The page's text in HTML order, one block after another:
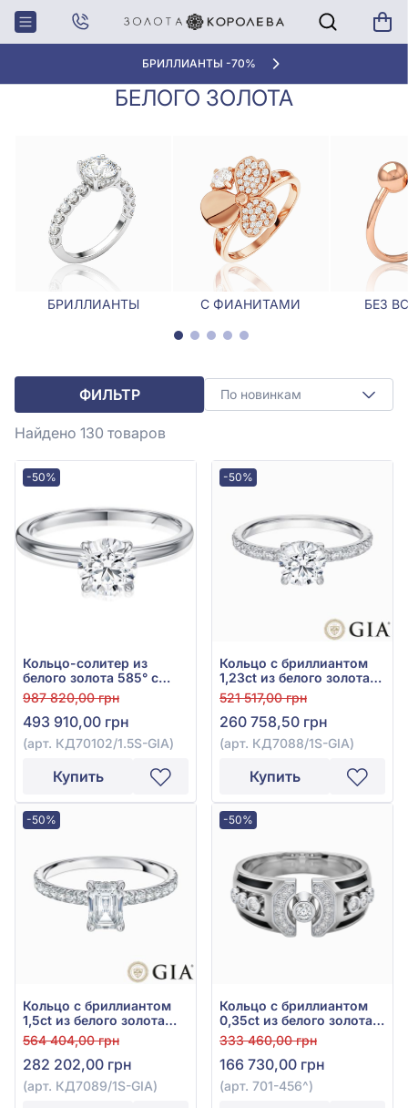
БРИЛЛИАНТЫ -70%
Главная Кольца Эксклюзивные кольца из белого золота
ЭКСКЛЮЗИВНЫЕ КОЛЬЦА ИЗ
БЕЛОГО ЗОЛОТА
БРИЛЛИАНТЫ С ФИАНИТАМИ БЕЗ
ФИЛЬТР По новинкам
Найдено 130 товаров
-50%
Кольцо-солитер из
белого золота 585° с
бриллиантом 1,5ct, арт.
КД70102/1.5S-GIA
987 820,00 грн
493 910,00 грн
(арт. КД70102/1.5S-GIA)
Купить
-50%
Кольцо с бриллиантом
1,23ct из белого золота
585°, арт. КД7088/1S-GIA
521 517,00 грн
260 758,50 грн
(арт. КД7088/1S-GIA)
Купить
-50%
Кольцо с бриллиантом
1,5ct из белого золота
585°, арт. КД7089/1S-GIA
564 404,00 грн
282 202,00 грн
(арт. КД7089/1S-GIA)
-50%
Кольцо с бриллиантом
0,35ct из белого золота
585°, арт. 701-456
333 460,00 грн
166 730,00 грн
(арт. 701-456^)